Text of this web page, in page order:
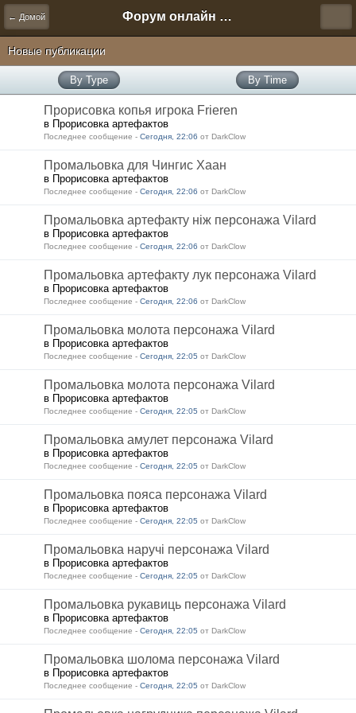
← Домой Форум онлайн игры "Новая Эра" (Нюра Биз)
Новые публикации
By Type By Time
Прорисовка копья игрока Frieren
в Прорисовка артефактов
Последнее сообщение - Сегодня, 22:06 от DarkClow
Промальовка для Чингис Хаан
в Прорисовка артефактов
Последнее сообщение - Сегодня, 22:06 от DarkClow
Промальовка артефакту ніж персонажа Vilard
в Прорисовка артефактов
Последнее сообщение - Сегодня, 22:06 от DarkClow
Промальовка артефакту лук персонажа Vilard
в Прорисовка артефактов
Последнее сообщение - Сегодня, 22:06 от DarkClow
Промальовка молота персонажа Vilard
в Прорисовка артефактов
Последнее сообщение - Сегодня, 22:05 от DarkClow
Промальовка молота персонажа Vilard
в Прорисовка артефактов
Последнее сообщение - Сегодня, 22:05 от DarkClow
Промальовка амулет персонажа Vilard
в Прорисовка артефактов
Последнее сообщение - Сегодня, 22:05 от DarkClow
Промальовка пояса персонажа Vilard
в Прорисовка артефактов
Последнее сообщение - Сегодня, 22:05 от DarkClow
Промальовка наручі персонажа Vilard
в Прорисовка артефактов
Последнее сообщение - Сегодня, 22:05 от DarkClow
Промальовка рукавиць персонажа Vilard
в Прорисовка артефактов
Последнее сообщение - Сегодня, 22:05 от DarkClow
Промальовка шолома персонажа Vilard
в Прорисовка артефактов
Последнее сообщение - Сегодня, 22:05 от DarkClow